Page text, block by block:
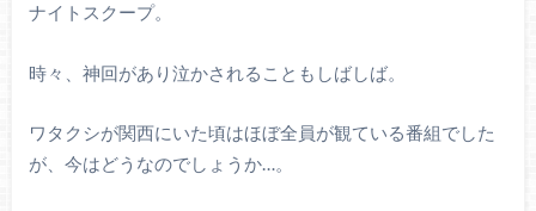
ナイトスクープ。
時々、神回があり泣かされることもしばしば。
ワタクシが関西にいた頃はほぼ全員が観ている番組でした
が、今はどうなのでしょうか…。